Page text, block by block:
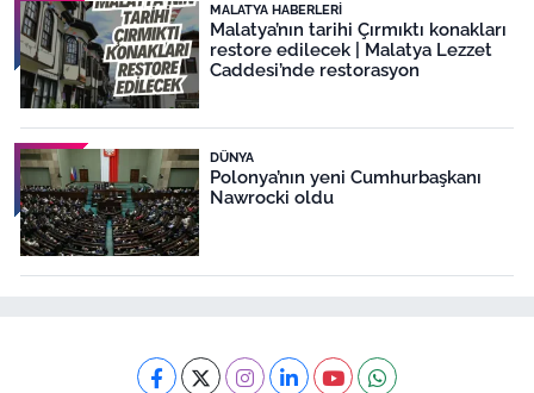
MALATYA HABERLERI
Malatya’nın tarihi Çırmıktı konakları
restore edilecek | Malatya Lezzet
Caddesi’nde restorasyon
DÜNYA
Polonya’nın yeni Cumhurbaşkanı
Nawrocki oldu